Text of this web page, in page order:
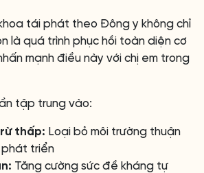
tái phát theo Đông y không chỉ
là quá trình phục hồi toàn diện cơ
mạnh điều này với chị em trong
tập trung vào:
thấp: Loại bỏ môi trường thuận
phát triển
Tăng cường sức đề kháng tự